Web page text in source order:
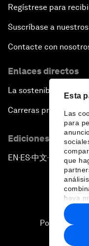
Esta
Las
para
que
haya
hecho
Regístrese para
Suscríbase a
Contacte con
Enlaces directos
La sostenibilidad en el
Carreras profesionales
Ediciones en otros
EN ▪ ES▪中文▪ 日本語
Política de